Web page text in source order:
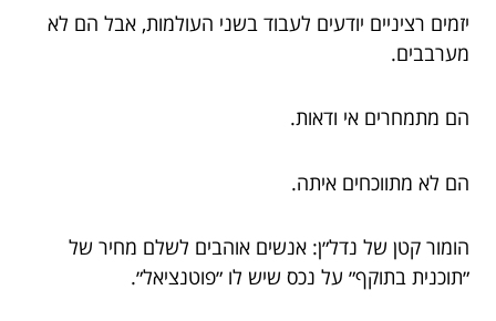
יזמים רציניים יודעים לעבוד בשני העולמות, אבל הם לא
מערבבים.
הם מתמחרים אי ודאות.
הם לא מתווכחים איתה.
הומור קטן של נדל״ן: אנשים אוהבים לשלם מחיר של
״תוכנית בתוקף״ על נכס שיש לו ״פוטנציאל״.